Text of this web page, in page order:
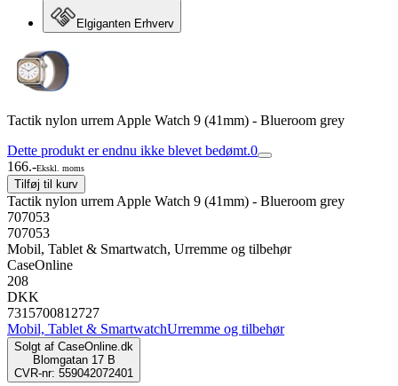
Elgiganten Erhverv
Tactik nylon urrem Apple Watch 9 (41mm) - Blueroom grey
Dette produkt er endnu ikke blevet bedømt.0
166.-Ekskl. moms
Tilføj til kurv
Tactik nylon urrem Apple Watch 9 (41mm) - Blueroom grey
707053
707053
Mobil, Tablet & Smartwatch, Urremme og tilbehør
CaseOnline
208
DKK
7315700812727
Mobil, Tablet & SmartwatchUrremme og tilbehør
Solgt af CaseOnline.dk
Blomgatan 17 B
CVR-nr: 559042072401